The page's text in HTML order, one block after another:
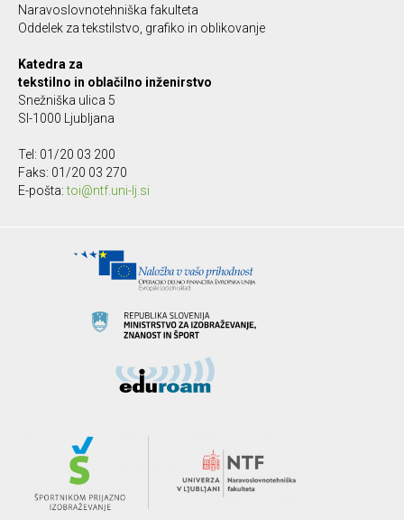
Naravoslovnotehniška fakulteta
Oddelek za tekstilstvo, grafiko in oblikovanje
Katedra za
tekstilno in oblačilno inženirstvo
Snežniška ulica 5
SI-1000 Ljubljana
Tel: 01/20 03 200
Faks: 01/20 03 270
E-pošta:toi@ntf.uni-lj.si